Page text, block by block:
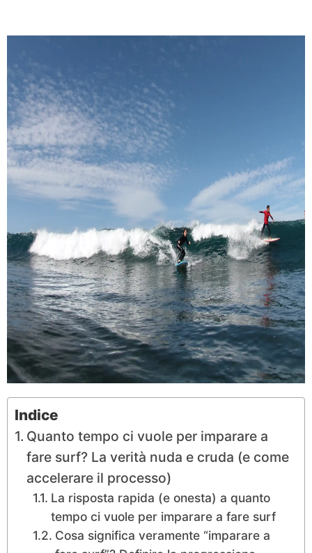
Indice
Quanto tempo ci vuole per imparare a
fare surf? La verità nuda e cruda (e come
accelerare il processo)
La risposta rapida (e onesta) a quanto
tempo ci vuole per imparare a fare surf
Cosa significa veramente “imparare a